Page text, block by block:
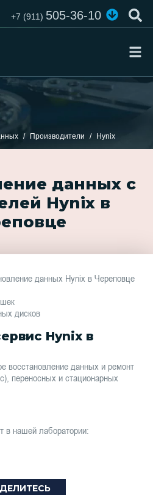
+7 (911)505-36-10
Производители Hynix
данных с
Hynix в
дисков
Hynix в
восстановление данных и ремонт
переносных и стационарных
в нашей лаборатории: